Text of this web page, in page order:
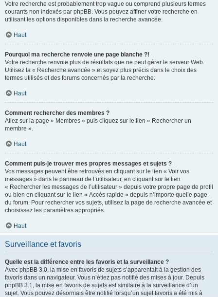
Votre recherche est probablement trop vague ou comprend plusieurs termes
courants non indexés par phpBB. Vous pouvez affiner votre recherche en
utilisant les options disponibles dans la recherche avancée.
Haut
Pourquoi ma recherche renvoie une page blanche ?!
Votre recherche renvoie plus de résultats que ne peut gérer le serveur Web.
Utilisez la « Recherche avancée » et soyez plus précis dans le choix des
termes utilisés et des forums concernés par la recherche.
Haut
Comment rechercher des membres ?
Allez sur la page « Membres » puis cliquez sur le lien « Rechercher un
membre ».
Haut
Comment puis-je trouver mes propres messages et sujets ?
Vos messages peuvent être retrouvés en cliquant sur le lien « Voir vos
messages » dans le panneau de l’utilisateur, en cliquant sur le lien
« Rechercher les messages de l’utilisateur » depuis votre propre page de profil
ou bien en cliquant sur le lien « Accès rapide » depuis n’importe quelle page
du forum. Pour rechercher vos sujets, utilisez la page de recherche avancée et
choisissez les paramètres appropriés.
Haut
Surveillance et favoris
Quelle est la différence entre les favoris et la surveillance ?
Avec phpBB 3.0, la mise en favoris de sujets s’apparentait à la gestion des
favoris dans un navigateur. Vous n’étiez pas notifié des mises à jour. Depuis
phpBB 3.1, la mise en favoris de sujets est similaire à la surveillance d’un
sujet. Vous pouvez désormais être notifié lorsqu’un sujet favoris a été mis à